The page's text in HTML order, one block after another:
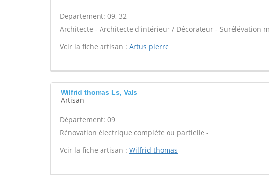
Département: 09, 32
Architecte - Architecte d'intérieur / Décorateur - Surélévation
Voir la fiche artisan : Artus pierre
Wilfrid thomas Ls, Vals
Artisan
Département: 09
Rénovation électrique complète ou partielle -
Voir la fiche artisan : Wilfrid thomas